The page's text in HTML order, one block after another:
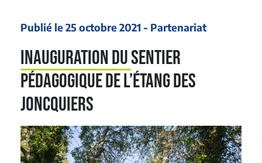
Publié le 25 octobre 2021 - Partenariat
Inauguration du sentier
pédagogique de l’Étang des
Joncquiers